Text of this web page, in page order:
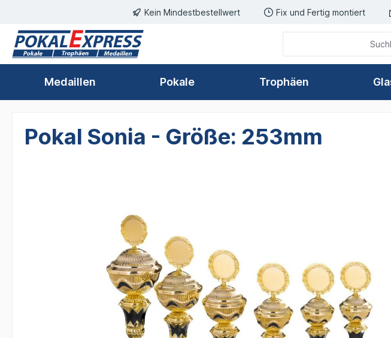
Zur Hauptnavigation springenKein Mindestbestellwert Fix und Fertig montiert
Medaillen Pokale Trophäen
Pokal Sonia - Größe: 253mm